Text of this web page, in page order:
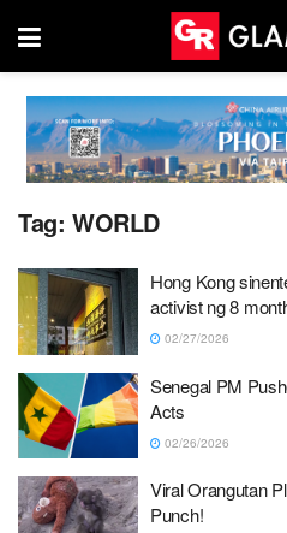
Tag: WORLD
Hong Kong
activist ng 8
02/27/2026
Senegal PM
Acts
02/26/2026
Viral Orangutan
Punch!